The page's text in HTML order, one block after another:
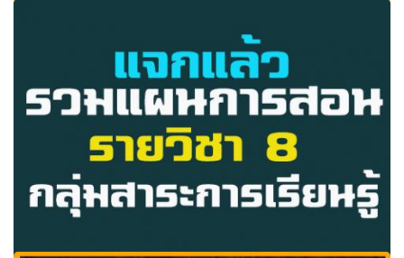
แผนการสอน วิชาคณิตศาสตร์ ป.1 ภาคเรียนที่ 1 และ 2